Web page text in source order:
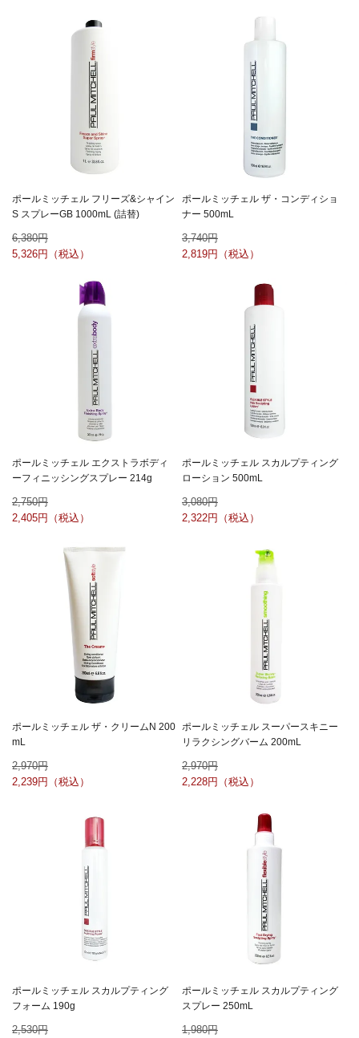
ポールミッチェル フリーズ&シャイン
S スプレーGB 1000mL (詰替)
6,380
5,326
ポールミッチェル ザ・コンディショ
ナー 500mL
3,740
2,819
ポールミッチェル エクストラボディ
ーフィニッシングスプレー 214g
2,750
2,405
ポールミッチェル スカルプティング
ローション 500mL
3,080
2,322
ポールミッチェル ザ・クリームN 200
mL
2,970
2,239
ポールミッチェル スーパースキニー
リラクシングバーム 200mL
2,970
2,228
ポールミッチェル スカルプティング
フォーム 190g
2,530
ポールミッチェル スカルプティング
スプレー 250mL
1,980